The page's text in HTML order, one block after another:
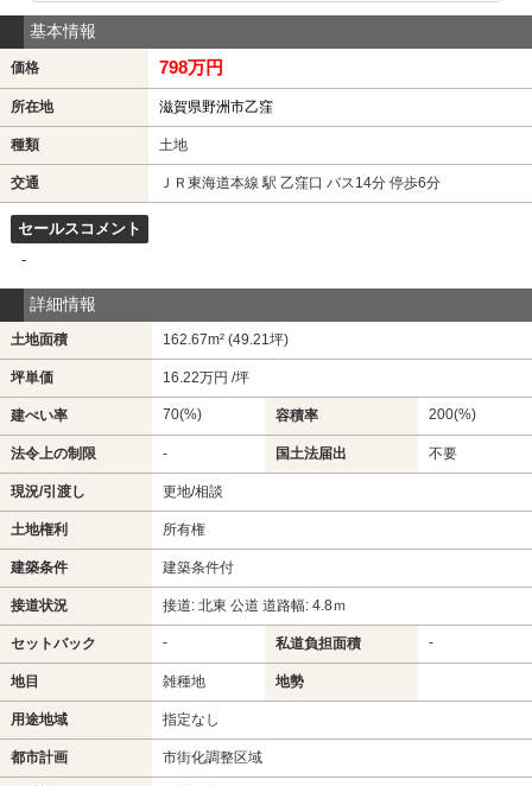
基本情報
価格 798万円
所在地 滋賀県野洲市乙窪
種類 土地
交通 ＪＲ東海道本線 駅 乙窪口 バス14分 停歩6分
セールスコメント
-
詳細情報
土地面積 162.67m² (49.21坪)
坪単価 16.22万円 /坪
建ぺい率 70(%) 容積率 200(%)
法令上の制限 - 国土法届出 不要
現況/引渡し 更地/相談
土地権利 所有権
建築条件 建築条件付
接道状況 接道: 北東 公道 道路幅: 4.8ｍ
セットバック - 私道負担面積 -
地目 雑種地 地勢
用途地域 指定なし
都市計画 市街化調整区域